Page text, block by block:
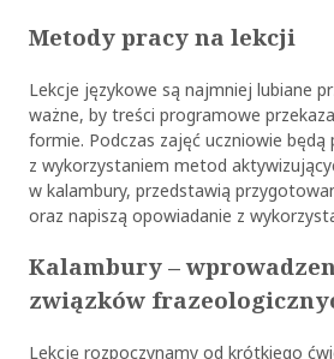
Metody pracy na lekcji
Lekcje językowe są najmniej lubiane
ważne, by treści programowe
formie. Podczas zajęć uczniowie będą
z wykorzystaniem metod
w kalambury, przedstawią
oraz napiszą opowiadanie z
Kalambury –
związków
Lekcję rozpoczynamy od krótkiego